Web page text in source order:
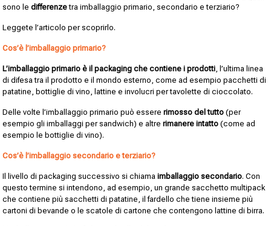
sono ledifferenzetra imballaggio primario, secondario e terziario?
Leggete l’articolo per scoprirlo.
Cos’è l’imballaggio primario?
L’imballaggio primario è il packaging che contiene i prodotti, l’ultima linea
di difesa tra il prodotto e il mondo esterno, come ad esempio pacchetti di
patatine, bottiglie di vino, lattine e involucri per tavolette di cioccolato.
Delle volte l’imballaggio primario può essererimosso del tutto (per
esempio gli imballaggi per sandwich) e altrerimanere intatto (come ad
esempio le bottiglie di vino).
Cos’è l’imballaggio secondario e terziario?
Il livello di packaging successivo si chiamaimballaggio secondario. Con
questo termine si intendono, ad esempio, un grande sacchetto multipack
che contiene più sacchetti di patatine, il fardello che tiene insieme più
cartoni di bevande o le scatole di cartone che contengono lattine di birra.